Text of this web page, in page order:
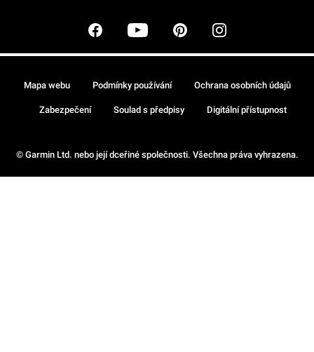
© Garmin Ltd. nebo její dceřiné společnosti. Všechna práva vyhrazena.
Mapa webu Podmínky používání Ochrana osobních údajů
Zabezpečení Soulad s předpisy Digitální přístupnost